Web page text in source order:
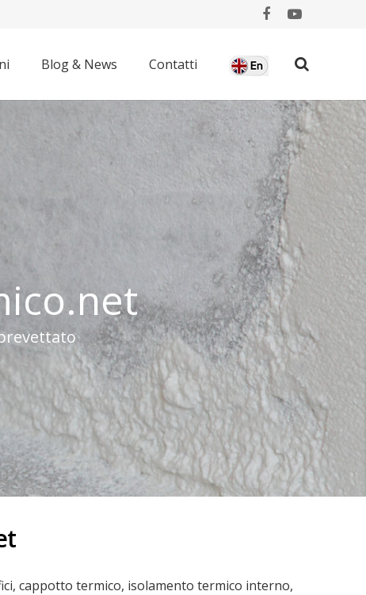
Blog & News Contatti
ico.net
cappotto termico, isolamento termico interno,